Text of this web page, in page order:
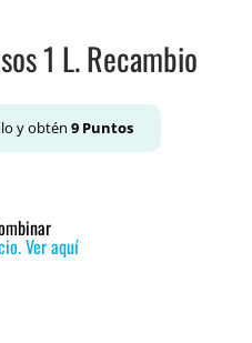
1 L. Recambio
y obtén 9Puntos
Ver aquí